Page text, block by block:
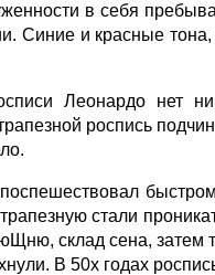
в себя
Синие и красные
Леонардо нет
роспись
стали
склад сена,
В 50х годах